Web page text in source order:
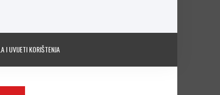
I UVIJETI KORIŠTENJA